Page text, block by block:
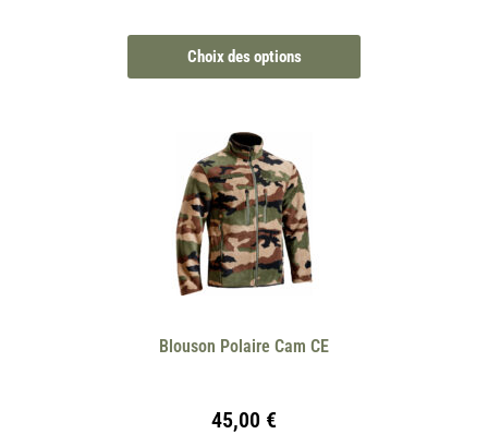
Choix des options
Blouson Polaire Cam CE
45,00 €